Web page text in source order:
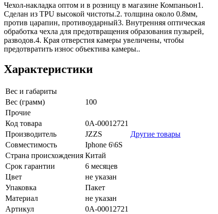
Чехол-накладка оптом и в розницу в магазине Компаньон1.
Сделан из TPU высокой чистоты.2. толщина около 0.8мм,
против царапин, противоударный3. Внутренняя оптическая
обработка чехла для предотвращения образования пузырей,
разводов.4. Края отверстия камеры увеличены, чтобы
предотвратить износ объектива камеры..
Характеристики
Вес и габариты
Вес (грамм)
100
Прочие
Код товара
0А-00012721
Производитель
JZZS
Другие товары
Совместимость
Iphone 6\6S
Страна происхождения Китай
Срок гарантии
6 месяцев
Цвет
не указан
Упаковка
Пакет
Материал
не указан
Артикул
0А-00012721